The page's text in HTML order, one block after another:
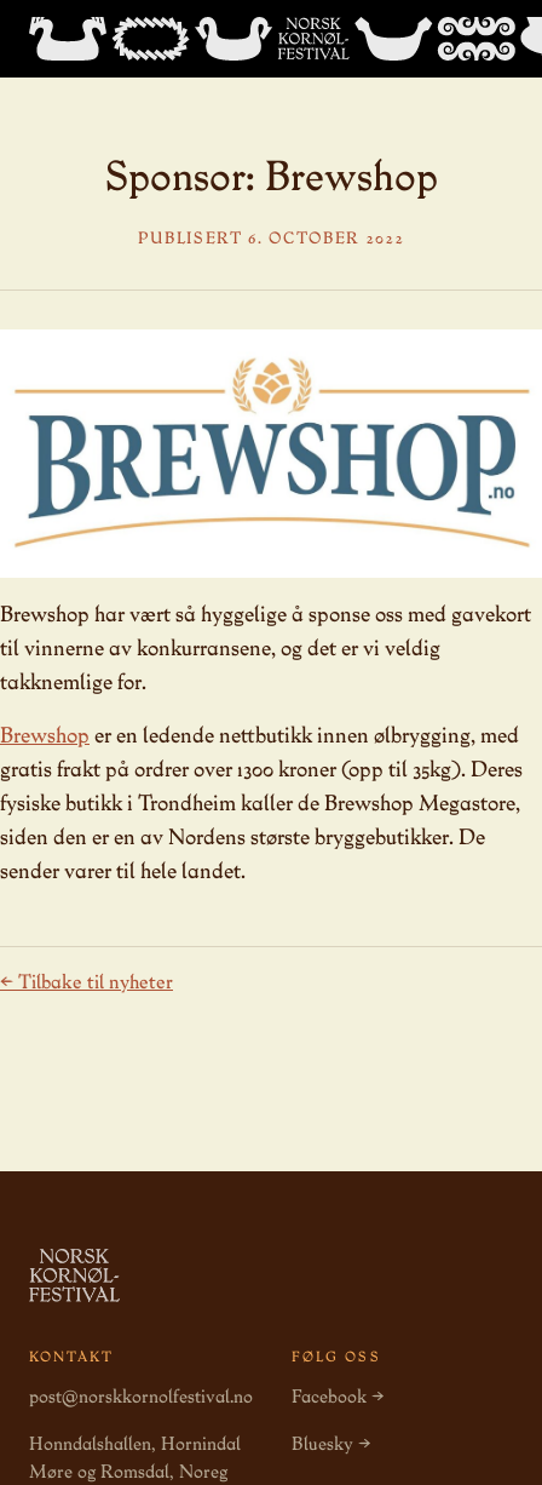
Sponsor: Brewshop
PUBLISERT 6. OCTOBER 2022
Brewshop har vært så hyggelige å sponse oss med gavekort
til vinnerne av konkurransene, og det er vi veldig
takknemlige for.
Brewshop er en ledende nettbutikk innen ølbrygging, med
gratis frakt på ordrer over 1300 kroner (opp til 35kg). Deres
fysiske butikk i Trondheim kaller de Brewshop Megastore,
siden den er en av Nordens største bryggebutikker. De
sender varer til hele landet.
← Tilbake til nyheter
KONTAKT
post@norskkornolfestival.no
Honndalshallen, Hornindal
Møre og Romsdal, Noreg
FØLG OSS
Facebook →
Bluesky →